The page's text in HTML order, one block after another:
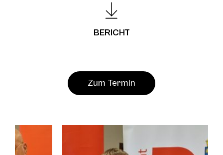
BERICHT
Zum Termin